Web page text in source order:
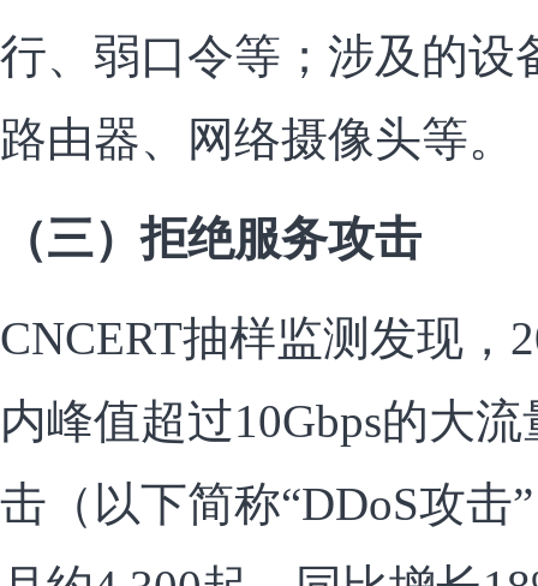
行、弱口令等；涉及的设
路由器、网络摄像头等。
（三）拒绝服务攻击
CNCERT抽样监测发现，
内峰值超过10Gbps的大
击（以下简称“DDoS攻击